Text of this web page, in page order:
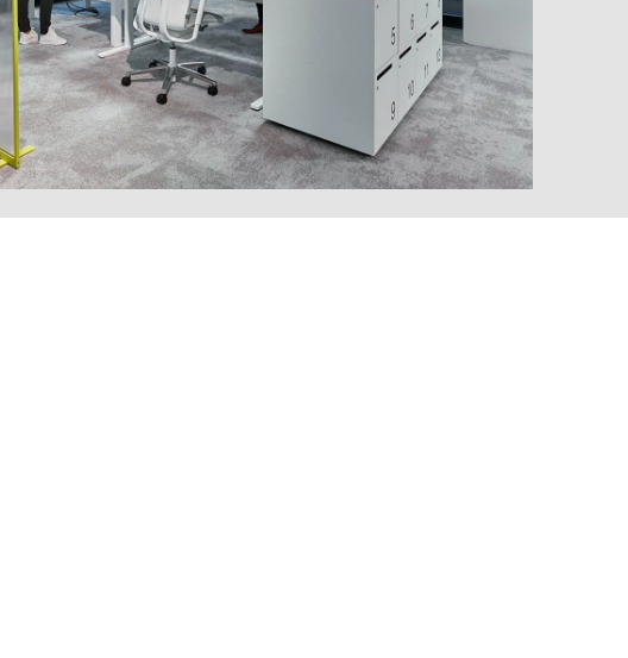
MARKT